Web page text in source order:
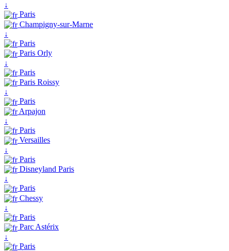
↓
Paris
Champigny-sur-Marne
↓
Paris
Paris Orly
↓
Paris
Paris Roissy
↓
Paris
Arpajon
↓
Paris
Versailles
↓
Paris
Disneyland Paris
↓
Paris
Chessy
↓
Paris
Parc Astérix
↓
Paris